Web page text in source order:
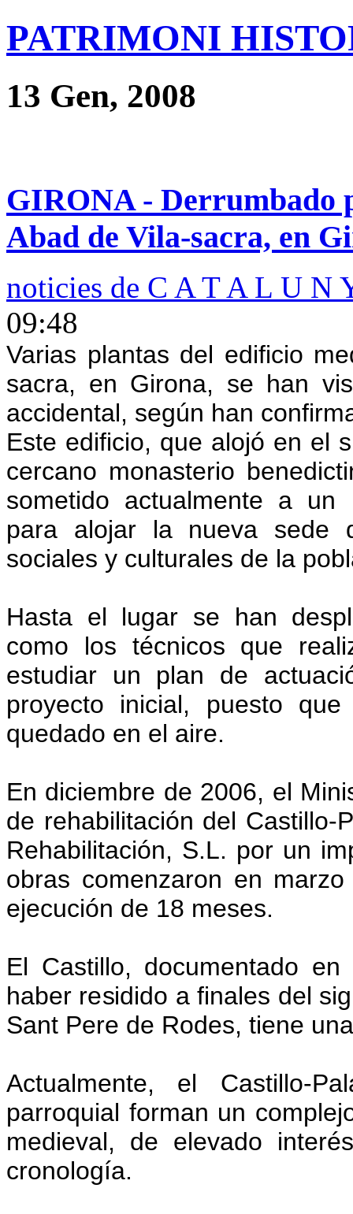
PATRIMONI
13 Gen, 2008
GIRONA - Derrumbado
Abad de Vila-sacra, en
noticies de C A T A L U N
09:48
Varias plantas del edificio
sacra, en Girona, se han
accidental, según han
Este edificio, que alojó en el
cercano monasterio
sometido actualmente a un
para alojar la nueva sede
sociales y culturales de la
Hasta el lugar se han
como los técnicos que
estudiar un plan de
proyecto inicial, puesto
quedado en el aire.
En diciembre de 2006, el
de rehabilitación del Castillo-
Rehabilitación, S.L. por un
obras comenzaron en
ejecución de 18 meses.
El Castillo, documentado
haber residido a finales del
Sant Pere de Rodes, tiene
Actualmente, el Castillo-
parroquial forman un
medieval, de elevado
cronología.